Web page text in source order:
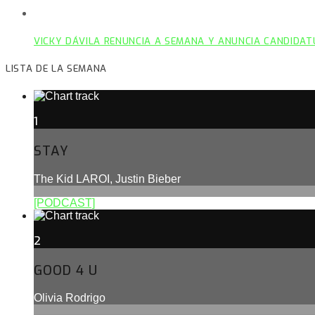
VICKY DÁVILA RENUNCIA A SEMANA Y ANUNCIA
LISTA DE LA SEMANA
1
STAY
The Kid LAROI, Justin Bieber
[PODCAST]
2
GOOD 4 U
Olivia Rodrigo